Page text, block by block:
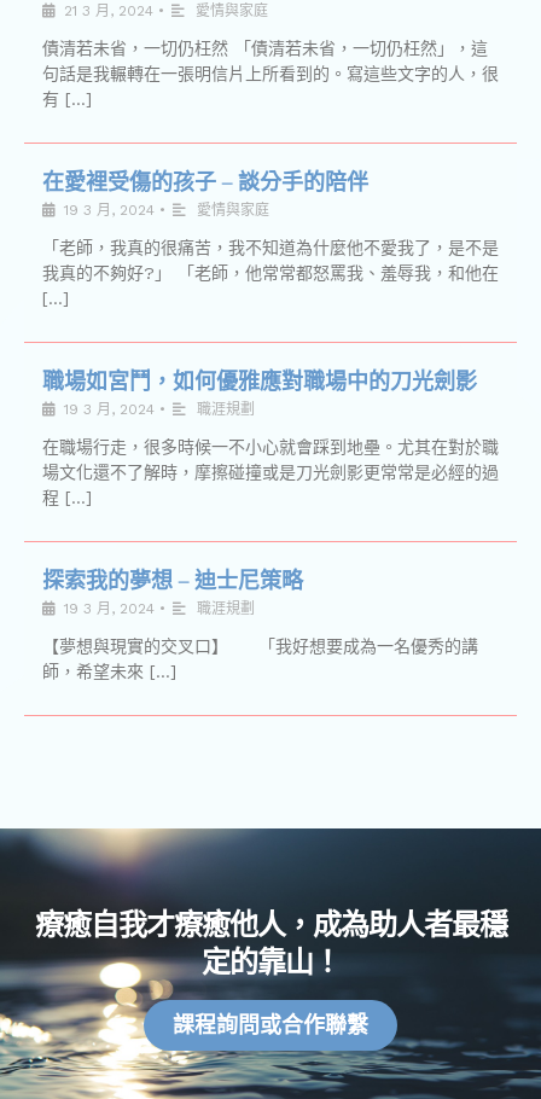
21 3 月, 2024 • 愛情與家庭
債清若未省，一切仍枉然 「債清若未省，一切仍枉然」，這
句話是我輾轉在一張明信片上所看到的。寫這些文字的人，很
有 […]
在愛裡受傷的孩子 – 談分手的陪伴
19 3 月, 2024 • 愛情與家庭
「老師，我真的很痛苦，我不知道為什麼他不愛我了，是不是
我真的不夠好?」 「老師，他常常都怒罵我、羞辱我，和他在
[…]
職場如宮鬥，如何優雅應對職場中的刀光劍影
19 3 月, 2024 • 職涯規劃
在職場行走，很多時候一不小心就會踩到地壘。尤其在對於職
場文化還不了解時，摩擦碰撞或是刀光劍影更常常是必經的過
程 […]
探索我的夢想 – 迪士尼策略
19 3 月, 2024 • 職涯規劃
【夢想與現實的交叉口】 「我好想要成為一名優秀的講
師，希望未來 […]
療癒自我才療癒他人，成為助人者最穩
定的靠山！
課程詢問或合作聯繫